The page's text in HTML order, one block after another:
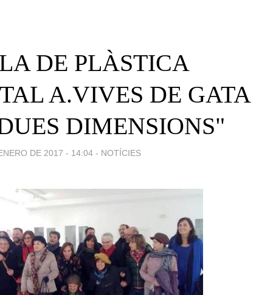
DE PLÀSTICA
A.VIVES DE GATA
DIMENSIONS"
DE 2017 - 14:04 - NOTÍCIES